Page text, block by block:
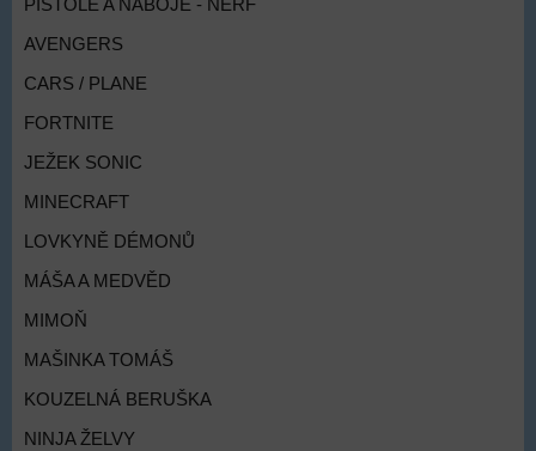
PISTOLE A NÁBOJE - NERF
AVENGERS
CARS / PLANE
FORTNITE
JEŽEK SONIC
MINECRAFT
LOVKYNĚ DÉMONŮ
MÁŠA A MEDVĚD
MIMOŇ
MAŠINKA TOMÁŠ
KOUZELNÁ BERUŠKA
NINJA ŽELVY